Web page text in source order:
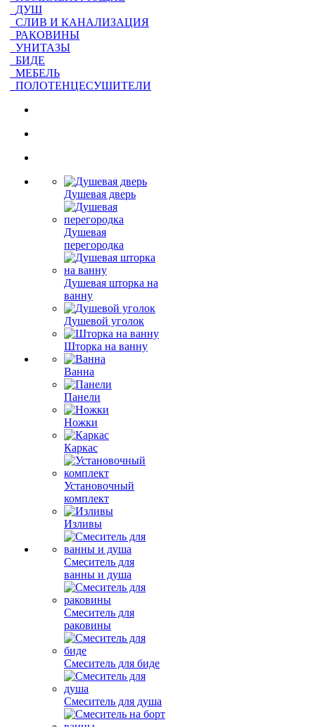
ДУШ
СЛИВ И КАНАЛИЗАЦИЯ
РАКОВИНЫ
УНИТАЗЫ
БИДЕ
МЕБЕЛЬ
ПОЛОТЕНЦЕСУШИТЕЛИ
Душевая дверь
Душевая
перегородка
Душевая шторка на
ванну
Душевой уголок
Шторка на ванну
Ванна
Панели
Ножки
Каркас
Установочный
комплект
Изливы
Смеситель для
ванны и душа
Смеситель для
раковины
Смеситель для биде
Смеситель для душа